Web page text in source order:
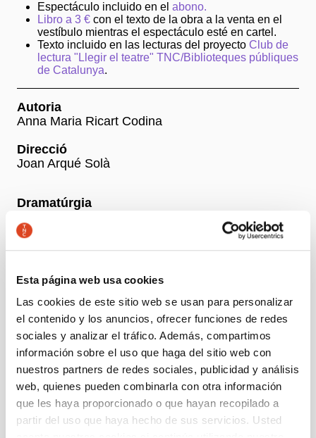
Esta página web usa cookies
Las cookies de este sitio web se usan para personalizar
el contenido y los anuncios, ofrecer funciones de redes
sociales y analizar el tráfico. Además, compartimos
información sobre el uso que haga del sitio web con
nuestros partners de redes sociales, publicidad y análisis
web, quienes pueden combinarla con otra información
que les haya proporcionado o que hayan recopilado a
partir del uso que haya hecho de sus servicios. Usted
Espectáculo incluido en el abono.
Libro a 3 €con el texto de la obra a la venta en el
vestíbulo mientras el espectáculo esté en cartel.
Texto incluido en las lecturas del proyecto Club de
lectura "Llegir el teatre" TNC/Biblioteques públiques
de Catalunya.
Autoria
Anna Maria Ricart Codina
Direcció
Joan Arqué Solà
Dramatúrgia
Ileri, Òscar Muñoz, Pep Pascual i Magda Puig
+ Ficha artística
Precios
-50% Jóvenes, parados y personas con discapacidad:
12 €
Precio general: 24 €
Escolar: 12 €